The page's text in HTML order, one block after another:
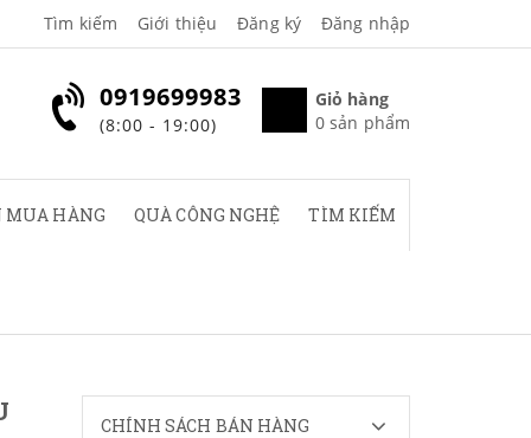
Tìm kiếm Giới thiệu Đăng ký Đăng nhập
Giỏ hàng
0 sản phẩm
0919699983
(8:00 - 19:00)
MUA HÀNG QUÀ CÔNG NGHỆ TÌM KIẾM
CHÍNH SÁCH BÁN HÀNG